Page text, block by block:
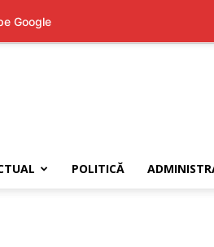
POLITICĂ
Google